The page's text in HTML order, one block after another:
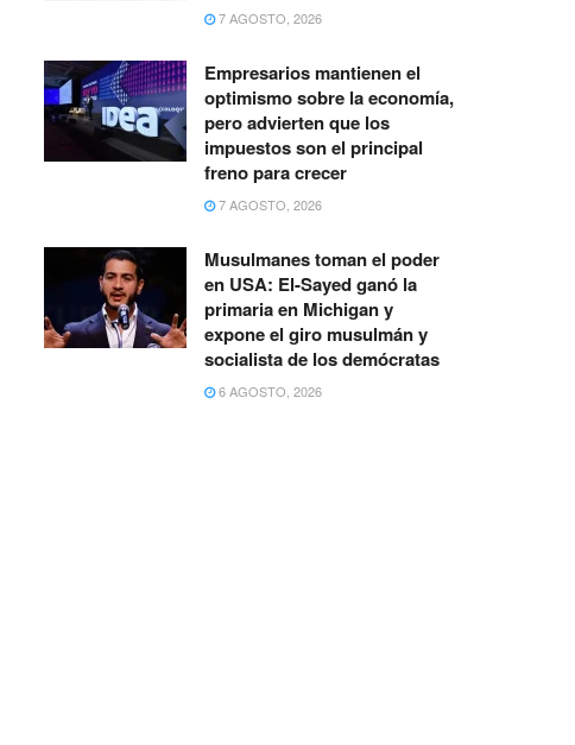
7 AGOSTO, 2026
Empresarios mantienen el
optimismo sobre la economía,
pero advierten que los
impuestos son el principal
freno para crecer
7 AGOSTO, 2026
Musulmanes toman el poder
en USA: El-Sayed ganó la
primaria en Michigan y
expone el giro musulmán y
socialista de los demócratas
6 AGOSTO, 2026